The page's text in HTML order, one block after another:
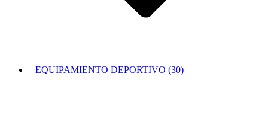
EQUIPAMIENTO DEPORTIVO (30)